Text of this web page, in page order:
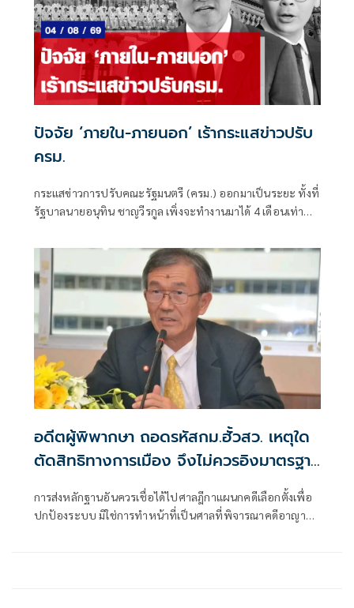
ปัจจัย ‘ภายใน-ภายนอก’ เร้ากระแสข่าวปรับ
ครม.
กระแสข่าวการปรับคณะรัฐมนตรี (ครม.) ออกมาเป็นระยะ ทั้งที่
รัฐบาลนายอนุทิน ชาญวีรกูล เพิ่งจะทำงานมาได้ 4 เดือนเท่านั้น
อย่างเร็วที่สุดจะปรับกันทุก 6 เดือน หรือครึ่งปี
อดีตผู้พิพากษา ถอดรหัสกม.ฮั้วสว. เหตุใด
ตัดสิทธิทางการเมือง จึงไม่ควรอิงมาตรฐาน
เดียวกับคดีอาญา
การส่งหลักฐานอันควรเชื่อได้ไปศาลฎีกาแผนกคดีเลือกตั้งเพื่อ
ปกป้องระบบ มิใช่การทำหน้าที่เป็นศาลที่พิจารณาคดีอาญา